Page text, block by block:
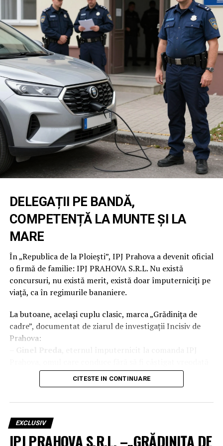
DELEGAȚII PE BANDĂ,
COMPETENȚĂ LA MUNTE ȘI LA
MARE
În „Republica de la Ploiești”, IPJ Prahova a devenit oficial
o firmă de familie: IPJ PRAHOVA S.R.L. Nu există
concursuri, nu există merit, există doar împuterniciți pe
viață, ca în regimurile bananiere.
La butoane, același cuplu clasic, marca „Grădinița de
cadre”, documentat de ziarul de investigații Incisiv de
Prahova:
ceva în afară de prelungiri de mandat.
Marcel Bălan, „Împăratul Xanaxului”, declarat
Structura de conducere arată ca un consiliu de
administrație improvizat: împuterniciți peste
CITESTE IN CONTINUARE
EXCLUSIV
IPJ PRAHOVA S.R.L. –„GRĂDINIȚA DE